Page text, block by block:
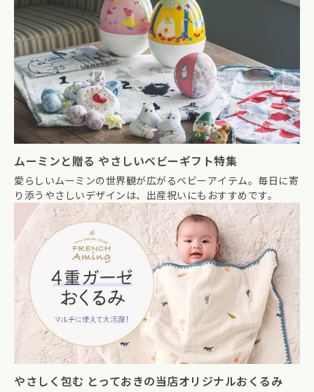
ムーミンと贈る やさしいベビーギフト特集
愛らしいムーミンの世界観が広がるベビーアイテム。毎日に寄
り添うやさしいデザインは、出産祝いにもおすすめです。
やさしく包む とっておきの当店オリジナルおくるみ